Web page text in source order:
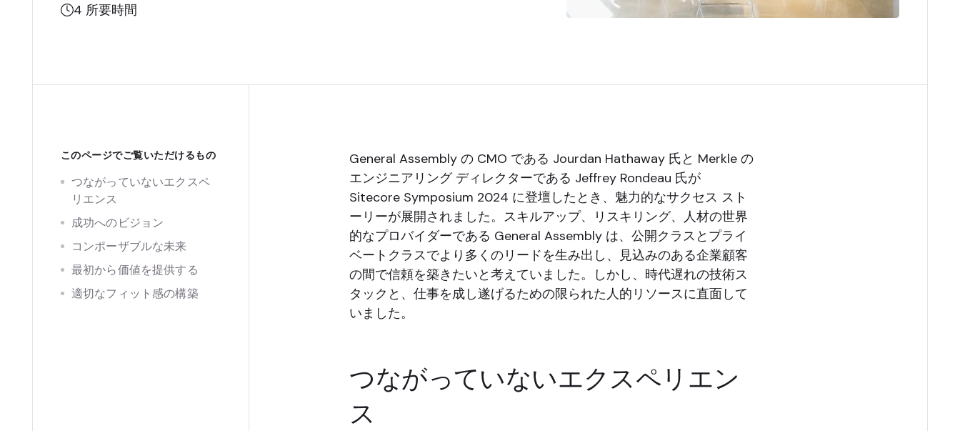
4 所要時間
このページでご覧いただけるもの
つながっていないエクスペ
リエンス
成功へのビジョン
コンポーザブルな未来
最初から価値を提供する
適切なフィット感の構築
General Assembly の CMO である Jourdan Hathaway 氏と Merkle の
エンジニアリング ディレクターである Jeffrey Rondeau 氏が
Sitecore Symposium 2024 に登壇したとき、魅力的なサクセス スト
ーリーが展開されました。スキルアップ、リスキリング、人材の世界
的なプロバイダーである General Assembly は、公開クラスとプライ
ベートクラスでより多くのリードを生み出し、見込みのある企業顧客
の間で信頼を築きたいと考えていました。しかし、時代遅れの技術ス
タックと、仕事を成し遂げるための限られた人的リソースに直面して
いました。
つながっていないエクスペリエン
ス